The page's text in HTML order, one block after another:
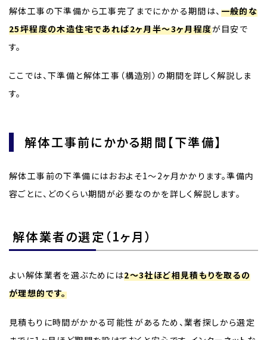
解体工事の下準備から工事完了までにかかる期間は、 一般的な
25坪程度の木造住宅であれば2ヶ月半〜3ヶ月程度が目安で
す。
ここでは、下準備と解体工事（構造別）の期間を詳しく解説しま
す。
解体工事前にかかる期間【下準備】
解体工事前の下準備にはおおよそ1〜2ヶ月かかります。準備内
容ごとに、どのくらい期間が必要なのかを詳しく解説します。
解体業者の選定（1ヶ月）
よい解体業者を選ぶためには2〜3社ほど相見積もりを取るの
が理想的です。
見積もりに時間がかかる可能性があるため、業者探しから選定